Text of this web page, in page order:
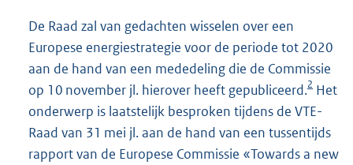
De Raad zal van gedachten wisselen over een
Europese energiestrategie voor de periode tot 2020
aan de hand van een mededeling die de Commissie
op 10 november jl. hierover heeft gepubliceerd.2 Het
onderwerp is laatstelijk besproken tijdens de VTE-
Raad van 31 mei jl. aan de hand van een tussentijds
rapport van de Europese Commissie «Towards a new